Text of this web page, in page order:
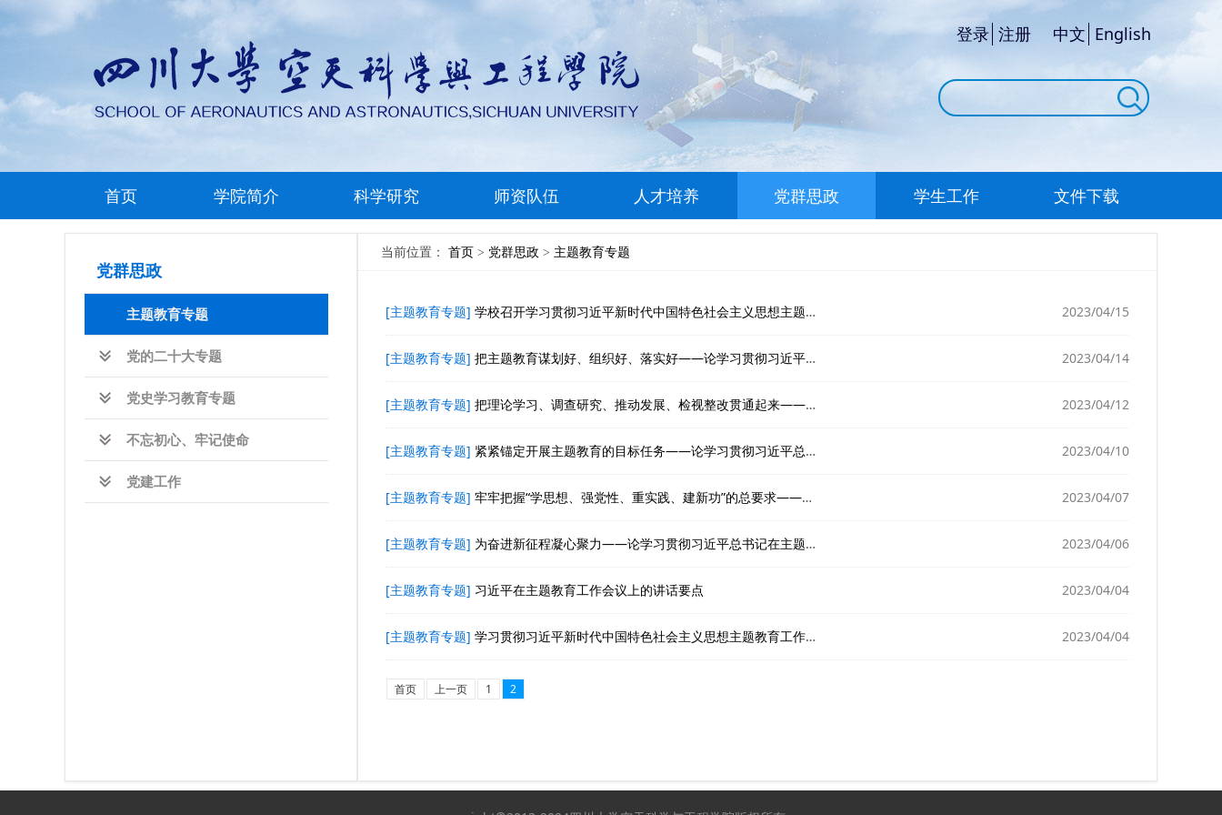
登录 注册 中文 English
首页 学院简介 科学研究 师资队伍 人才培养 党群思政 学生工作 文件下载
党群思政
主题教育专题
党的二十大专题
党史学习教育专题
不忘初心、牢记使命
党建工作
当前位置： 首页 > 党群思政 > 主题教育专题
[主题教育专题] 学校召开学习贯彻习近平新时代中国特色社会主义思想主题教育动员大会 2023/04/15
[主题教育专题] 把主题教育谋划好、组织好、落实好——论学习贯彻习近平总书记在主题教育工作会议上重要讲话 2023/04/14
[主题教育专题] 把理论学习、调查研究、推动发展、检视整改贯通起来——论学习贯彻习近平总书记在主题教育工作会议上重要讲话 2023/04/12
[主题教育专题] 紧紧锚定开展主题教育的目标任务——论学习贯彻习近平总书记在主题教育工作会议上重要讲话 2023/04/10
[主题教育专题] 牢牢把握“学思想、强党性、重实践、建新功”的总要求——论学习贯彻习近平总书记在主题教育工作会议上重要讲话 2023/04/07
[主题教育专题] 为奋进新征程凝心聚力——论学习贯彻习近平总书记在主题教育工作会议上重要讲话 2023/04/06
[主题教育专题] 习近平在主题教育工作会议上的讲话要点 2023/04/04
[主题教育专题] 学习贯彻习近平新时代中国特色社会主义思想主题教育工作会议在京召开 习近平发表重要讲话 2023/04/04
首页 上一页 1 2